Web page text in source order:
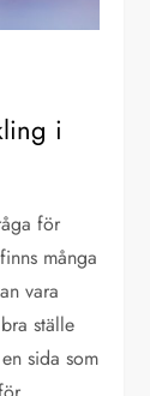
i
för
många
vara
ställe
sida som